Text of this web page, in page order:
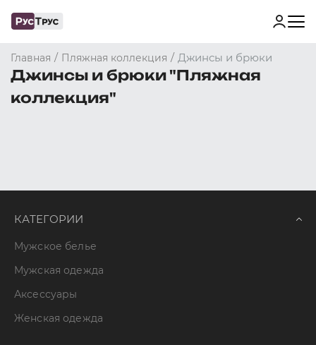
Главная / Пляжная коллекция / Джинсы и брюки
Джинсы и брюки "Пляжная
коллекция"
КАТЕГОРИИ
Мужское белье
Мужская одежда
Аксессуары
Женская одежда